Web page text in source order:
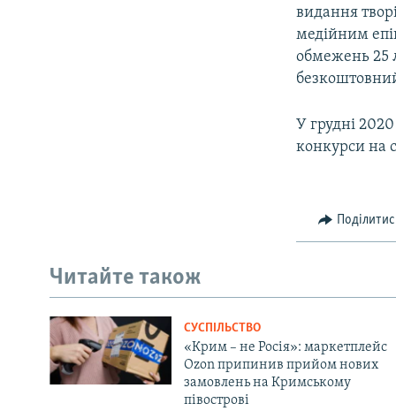
видання
медійним
обмежень 25
У грудні
конкурси на
Читайте також
СУСПІЛЬСТВО
«Крим – не Росія»: маркетплейс
Ozon припинив прийом нових
замовлень на Кримському
півострові